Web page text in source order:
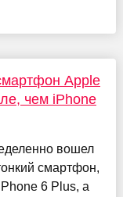
Apple
чем iPhone
вошел
смартфон,
6 Plus, а